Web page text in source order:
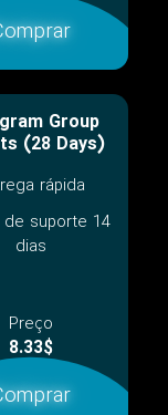
Group
(28 Days)
rápida
de suporte 14
dias
Preço
8.33$